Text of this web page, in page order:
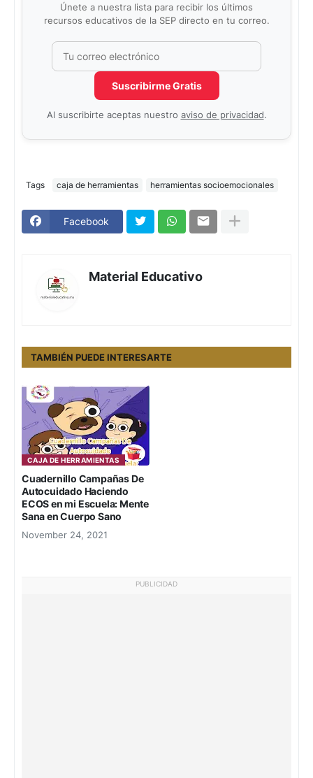
Únete a nuestra lista para recibir los últimos
recursos educativos de la SEP directo en tu correo.
No completar este campo
Suscribirme Gratis
Al suscribirte aceptas nuestro aviso de privacidad.
Tags caja de herramientas herramientas socioemocionales
Facebook
Material Educativo
TAMBIÉN PUEDE INTERESARTE
CAJA DE HERRAMIENTAS
Cuadernillo Campañas De
Autocuidado Haciendo
ECOS en mi Escuela: Mente
Sana en Cuerpo Sano
November 24, 2021
PUBLICIDAD